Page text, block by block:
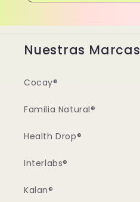
Nuestras Marcas
Cocay®
Familia Natural®
Health Drop®
Interlabs®
Kalan®